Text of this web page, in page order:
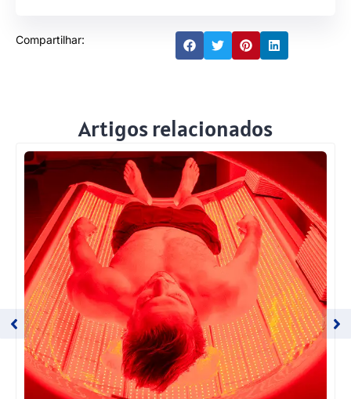
Compartilhar:
Artigos relacionados